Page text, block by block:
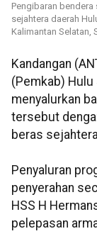
Pengibaran
sejahtera daerah
Kalimantan Selatan,
Kandangan
(Pemkab) Hulu
menyalurkan
tersebut
beras
Penyaluran
penyerahan
HSS H
pelepasan